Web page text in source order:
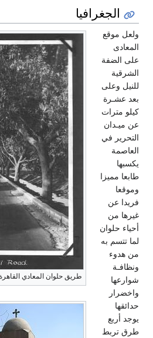
الجغرافيا
طريق حلوان المعادي القاهرة
ولعل موقع
المعادى
على الضفة
الشرقية
للنيل وعلى
بعد عشـرة
كيلو مترات
عن ميـدان
التحرير في
العاصمة
يكسبها
طابعا مميزا
وموقعا
فريدا عن
غيرها من
أحياء حلوان
لما تتسم به
من هدوء
ونظافـة
شوارعها
واخضرار
حدائقها
يوجد أربع
طرق تربط